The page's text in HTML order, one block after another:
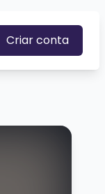
Criar conta